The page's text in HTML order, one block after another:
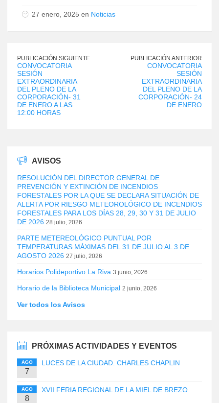
27 enero, 2025 en Noticias
PUBLICACIÓN SIGUIENTE
CONVOCATORIA
SESIÓN
EXTRAORDINARIA
DEL PLENO DE LA
CORPORACIÓN- 31
DE ENERO A LAS
12:00 HORAS
PUBLICACIÓN ANTERIOR
CONVOCATORIA
SESIÓN
EXTRAORDINARIA
DEL PLENO DE LA
CORPORACIÓN- 24
DE ENERO
AVISOS
RESOLUCIÓN DEL DIRECTOR GENERAL DE
PREVENCIÓN Y EXTINCIÓN DE INCENDIOS
FORESTALES POR LA QUE SE DECLARA SITUACIÓN DE
ALERTA POR RIESGO METEOROLÓGICO DE INCENDIOS
FORESTALES PARA LOS DÍAS 28, 29, 30 Y 31 DE JULIO
DE 2026 28 julio, 2026
PARTE METEREOLÓGICO PUNTUAL POR
TEMPERATURAS MÁXIMAS DEL 31 DE JULIO AL 3 DE
AGOSTO 2026 27 julio, 2026
Horarios Polideportivo La Riva 3 junio, 2026
Horario de la Biblioteca Municipal 2 junio, 2026
Ver todos los Avisos
PRÓXIMAS ACTIVIDADES Y EVENTOS
AGO
7
LUCES DE LA CIUDAD. CHARLES CHAPLIN
AGO
8
XVII FERIA REGIONAL DE LA MIEL DE BREZO